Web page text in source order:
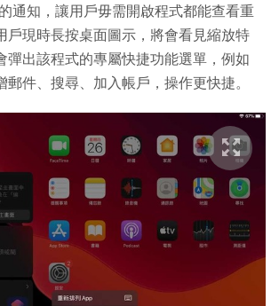
通知，讓用戶毋需開啟程式都能查看重
戶現時長按桌面圖示，將會看見縮放特
彈出該程式的專屬快捷功能選單，例如
郵件、搜尋、加入帳戶，操作更快捷。